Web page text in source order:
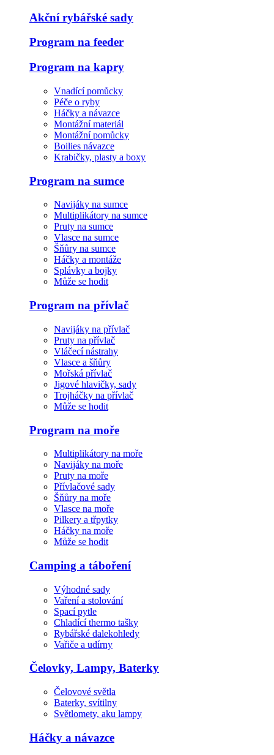
Akční rybářské sady
Program na feeder
Program na kapry
Vnadící pomůcky
Péče o ryby
Háčky a návazce
Montážní materiál
Montážní pomůcky
Boilies návazce
Krabičky, plasty a boxy
Program na sumce
Navijáky na sumce
Multiplikátory na sumce
Pruty na sumce
Vlasce na sumce
Šňůry na sumce
Háčky a montáže
Splávky a bojky
Může se hodit
Program na přívlač
Navijáky na přívlač
Pruty na přívlač
Vláčecí nástrahy
Vlasce a šňůry
Mořská přívlač
Jigové hlavičky, sady
Trojháčky na přívlač
Může se hodit
Program na moře
Multiplikátory na moře
Navijáky na moře
Pruty na moře
Přívlačové sady
Šňůry na moře
Vlasce na moře
Pilkery a třpytky
Háčky na moře
Může se hodit
Camping a táboření
Výhodné sady
Vaření a stolování
Spací pytle
Chladící thermo tašky
Rybářské dalekohledy
Vařiče a udírny
Čelovky, Lampy, Baterky
Čelovové světla
Baterky, svítilny
Světlomety, aku lampy
Háčky a návazce